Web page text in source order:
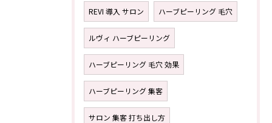
REVI 導入 サロン ハーブピーリング 毛穴
ルヴィ ハーブピーリング
ハーブピーリング 毛穴 効果
ハーブピーリング 集客
サロン 集客 打ち出し方